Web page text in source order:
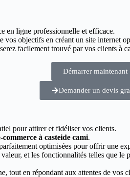
en ligne professionnelle et efficace.
vos objectifs en créant un site internet
facilement trouvé par vos clients à
Démarrer maintenant
Demander un devis
pour attirer et fidéliser vos clients.
à casteide cami.
optimisées pour offrir une
et les fonctionnalités telles que
tout en répondant aux attentes de vos